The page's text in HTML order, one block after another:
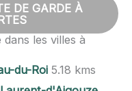
DE GARDE À
les villes à
du-Roi 5.18 kms